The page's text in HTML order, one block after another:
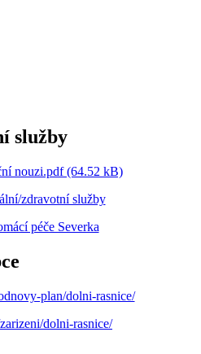
služby
nouzi.pdf (64.52 kB)
zdravotní služby
péče Severka
plan/dolni-rasnice/
dolni-rasnice/